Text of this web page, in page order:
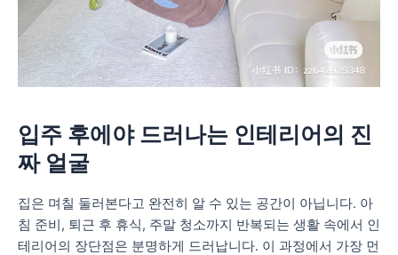
입주 후에야 드러나는 인테리어의 진
짜 얼굴
집은 며칠 둘러본다고 완전히 알 수 있는 공간이 아닙니다. 아
침 준비, 퇴근 후 휴식, 주말 청소까지 반복되는 생활 속에서 인
테리어의 장단점은 분명하게 드러납니다. 이 과정에서 가장 먼